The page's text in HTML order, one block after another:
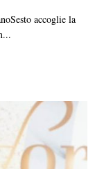
accoglie la